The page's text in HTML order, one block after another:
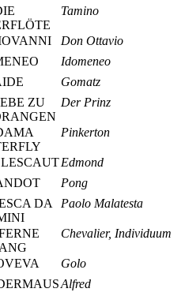
Tamino
Don Ottavio
Idomeneo
Gomatz
ZU
Der Prinz
Pinkerton
Edmond
Pong
DA
Paolo Malatesta
Chevalier, Individuum
Golo
Alfred